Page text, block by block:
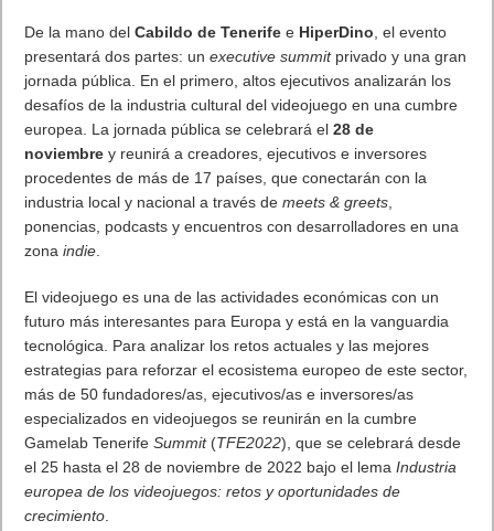
De la mano delCabildo de Tenerife e HiperDino, el evento
presentará dos partes: unexecutive summit privado y una gran
jornada pública. En el primero, altos ejecutivos analizarán los
desafíos de la industria cultural del videojuego en una cumbre
europea. La jornada pública se celebrará el28 de
noviembre y reunirá a creadores, ejecutivos e inversores
procedentes de más de 17 países, que conectarán con la
industria local y nacional a través demeets & greets,
ponencias, podcasts y encuentros con desarrolladores en una
zona indie.
El videojuego es una de las actividades económicas con un
futuro más interesantes para Europa y está en la vanguardia
tecnológica. Para analizar los retos actuales y las mejores
estrategias para reforzar el ecosistema europeo de este sector,
más de 50 fundadores/as, ejecutivos/as e inversores/as
especializados en videojuegos se reunirán en la cumbre
Gamelab TenerifeSummit(TFE2022), que se celebrará desde
el 25 hasta el 28 de noviembre de 2022 bajo el lemaIndustria
europea de los videojuegos: retos y oportunidades de
crecimiento.